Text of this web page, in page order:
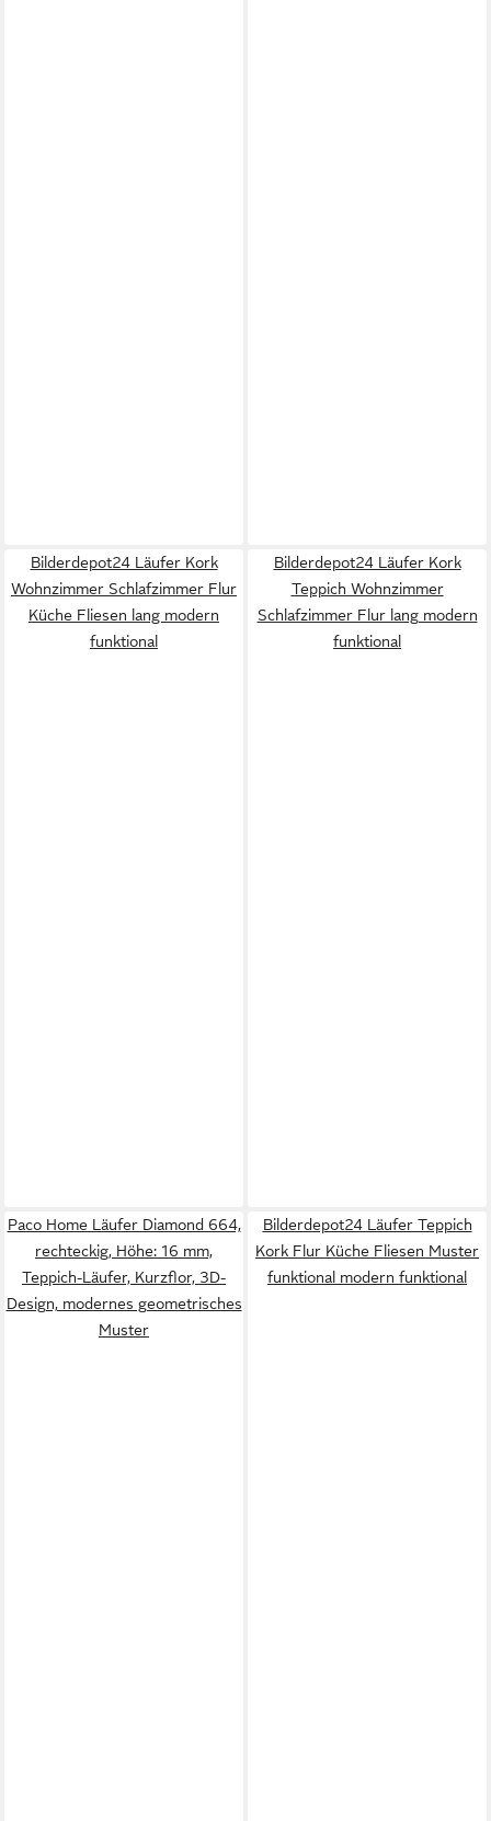
Bilderdepot24 Läufer Kork
Wohnzimmer Schlafzimmer Flur
Küche Fliesen lang modern
funktional
Bilderdepot24 Läufer Kork
Teppich Wohnzimmer
Schlafzimmer Flur lang modern
funktional
Paco Home Läufer Diamond 664,
rechteckig, Höhe: 16 mm,
Teppich-Läufer, Kurzflor, 3D-
Design, modernes geometrisches
Muster
Bilderdepot24 Läufer Teppich
Kork Flur Küche Fliesen Muster
funktional modern funktional